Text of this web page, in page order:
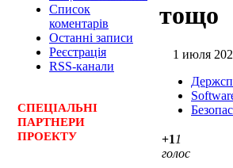
Список
коментарів
Останні записи
Реєстрація
RSS-канали
СПЕЦІАЛЬНІ
ПАРТНЕРИ
ПРОЕКТУ
тощо
1 июля
+1 1
голос